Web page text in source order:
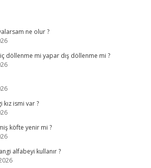
ne olur ?
döllenme mi yapar dış döllenme mi ?
kız ismi var ?
köfte yenir mi ?
alfabeyi kullanır ?